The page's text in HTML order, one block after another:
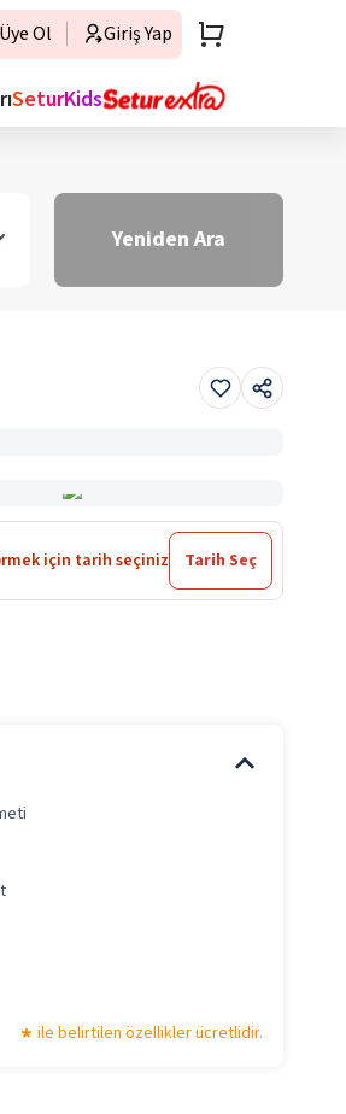
Üye Ol Giriş Yap
SeturKids
Yeniden Ara
için tarih seçiniz Tarih Seç
ile belirtilen özellikler ücretlidir.